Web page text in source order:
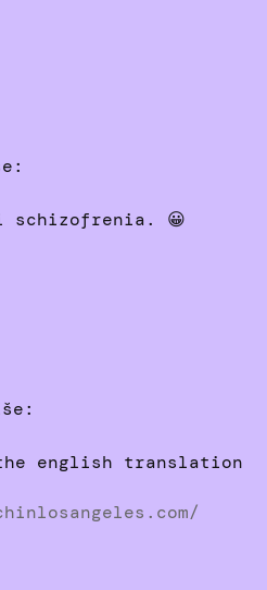
schizofrenia. 😀
english translation